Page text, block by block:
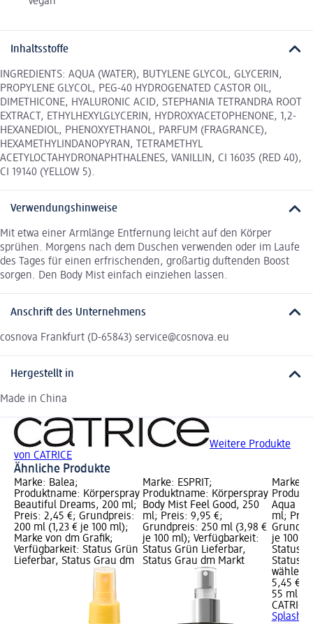
Inhaltsstoffe
INGREDIENTS: AQUA (WATER), BUTYLENE GLYCOL, GLYCERIN,
PROPYLENE GLYCOL, PEG-40 HYDROGENATED CASTOR OIL,
DIMETHICONE, HYALURONIC ACID, STEPHANIA TETRANDRA ROOT
EXTRACT, ETHYLHEXYLGLYCERIN, HYDROXYACETOPHENONE, 1,2-
HEXANEDIOL, PHENOXYETHANOL, PARFUM (FRAGRANCE),
HEXAMETHYLINDANOPYRAN, TETRAMETHYL
ACETYLOCTAHYDRONAPHTHALENES, VANILLIN, CI 16035 (RED 40),
CI 19140 (YELLOW 5).
Verwendungshinweise
Mit etwa einer Armlänge Entfernung leicht auf den Körper
sprühen. Morgens nach dem Duschen verwenden oder im Laufe
des Tages für einen erfrischenden, großartig duftenden Boost
sorgen. Den Body Mist einfach einziehen lassen.
Anschrift des Unternehmens
cosnova Frankfurt (D-65843) service@cosnova.eu
Hergestellt in
Made in China
Weitere Produkte
von CATRICE
Ähnliche Produkte
Marke: Balea;
Produktname: Körperspray
Beautiful Dreams, 200 ml;
Preis: 2,45 €; Grundpreis:
200 ml (1,23 € je 100 ml);
Marke von dm Grafik;
Verfügbarkeit: Status Grün
Lieferbar, Status Grau dm
Marke: ESPRIT;
Produktname: Körperspray
Body Mist Feel Good, 250
ml; Preis: 9,95 €;
Grundpreis: 250 ml (3,98 €
je 100 ml); Verfügbarkeit:
Status Grün Lieferbar,
Status Grau dm Markt
Marke:
Aqua
ml;
je 100
Status
Status
wählen
5,45 €
55 ml
CATRICE
Splash